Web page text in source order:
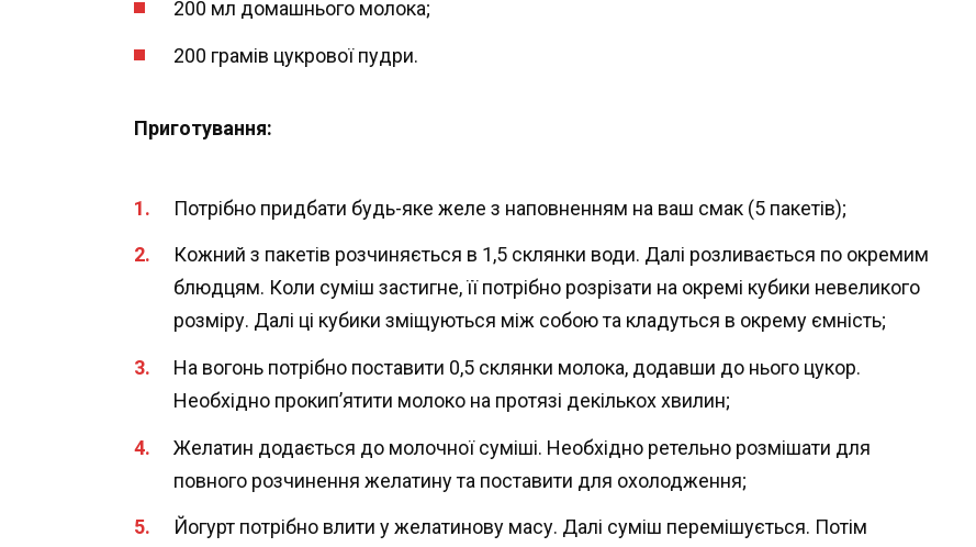
200 мл домашнього молока;
200 грамів цукрової пудри.
Приготування:
Потрібно придбати будь-яке желе з наповненням на ваш смак (5 пакетів);
Кожний з пакетів розчиняється в 1,5 склянки води. Далі розливається по окремим
блюдцям. Коли суміш застигне, її потрібно розрізати на окремі кубики невеликого
розміру. Далі ці кубики зміщуються між собою та кладуться в окрему ємність;
На вогонь потрібно поставити 0,5 склянки молока, додавши до нього цукор.
Необхідно прокип’ятити молоко на протязі декількох хвилин;
Желатин додається до молочної суміші. Необхідно ретельно розмішати для
повного розчинення желатину та поставити для охолодження;
Йогурт потрібно влити у желатинову масу. Далі суміш перемішується. Потім